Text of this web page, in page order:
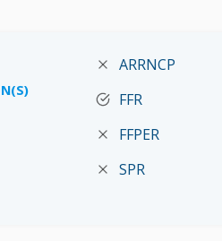
ARRNCP
FFR
FFPER
SPR